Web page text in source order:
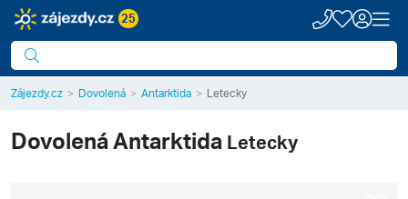
25
Zájezdy.cz Dovolená Antarktida Letecky
DovolenáAntarktida Letecky